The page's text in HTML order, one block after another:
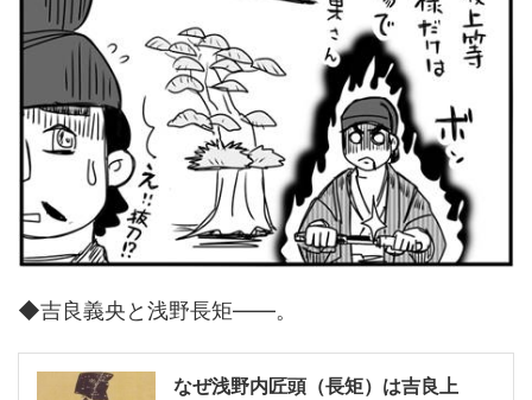
◆吉良義央と浅野長矩――。
なぜ浅野内匠頭（長矩）は吉良上